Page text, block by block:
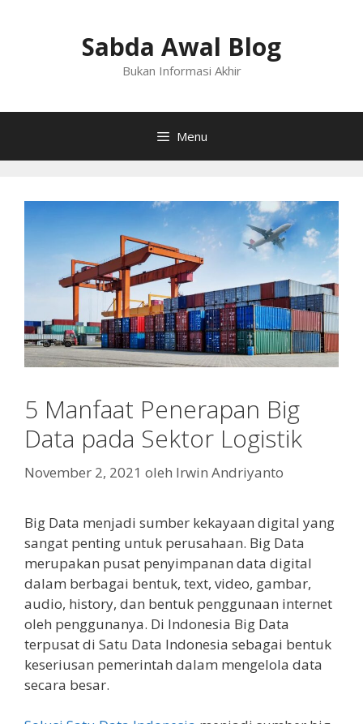
Sabda Awal Blog
Bukan Informasi Akhir
Menu
5 Manfaat Penerapan Big
Data pada Sektor Logistik
November 2, 2021 oleh Irwin Andriyanto
Big Data menjadi sumber kekayaan digital yang
sangat penting untuk perusahaan. Big Data
merupakan pusat penyimpanan data digital
dalam berbagai bentuk, text, video, gambar,
audio, history, dan bentuk penggunaan internet
oleh penggunanya. Di Indonesia Big Data
terpusat di Satu Data Indonesia sebagai bentuk
keseriusan pemerintah dalam mengelola data
secara besar.